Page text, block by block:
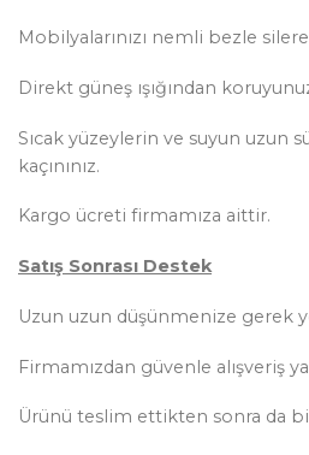
Mobilyalarınızı nemli bezle
Direkt güneş ışığından
Sıcak yüzeylerin ve suyun uzun
kaçınınız.
Kargo ücreti firmamıza aittir.
Satış Sonrası Destek
Uzun uzun düşünmenize gerek
Firmamızdan güvenle alışveriş
Ürünü teslim ettikten sonra da